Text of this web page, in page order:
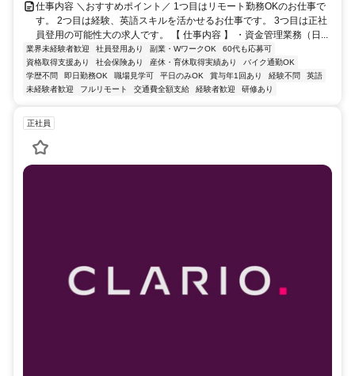
仕事内容 ＼おすすめポイント／ 1つ目はリモート勤務OKのお仕事で
す。 2つ目は経験、英語スキルを活かせるお仕事です。 3つ目は正社
員登用の可能性大の求人です。 【 仕事内容 】 ・資金管理業務（日...
業界未経験者歓迎 社員登用あり 副業・WワークOK
60代も応募可
資格取得支援あり
社会保険あり 産休・育休取得実績あり
バイク通勤OK
学歴不問
即日勤務OK 職場見学可 平日のみOK 賞与年1回あり 経験不問
英語
未経験者歓迎
フルリモート 交通費全額支給 経験者歓迎 研修あり
正社員